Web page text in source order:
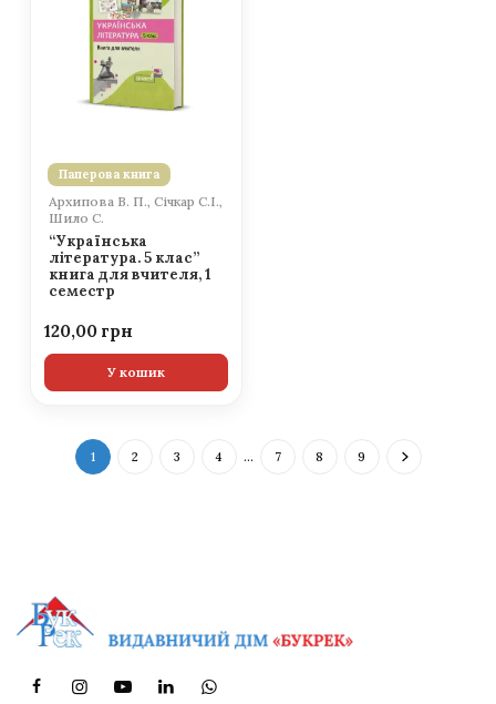
Паперова книга
Архипова В. П., Січкар С.І.,
Шило С.
“Українська
література. 5 клас”
книга для вчителя, 1
семестр
120,00
У кошик
1 2 3 4 … 7 8 9